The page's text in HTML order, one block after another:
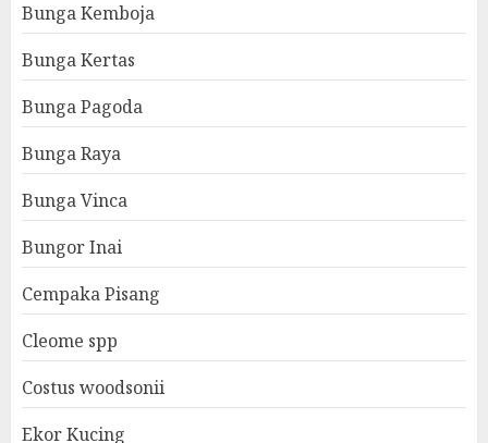
Bunga Kemboja
Bunga Kertas
Bunga Pagoda
Bunga Raya
Bunga Vinca
Bungor Inai
Cempaka Pisang
Cleome spp
Costus woodsonii
Ekor Kucing